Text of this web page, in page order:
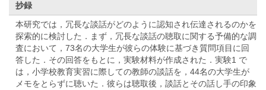
抄録
本研究では，冗長な談話がどのように認知され伝達されるのかを
探索的に検討した．まず，冗長な談話の聴取に関する予備的な調
査において，73名の大学生が彼らの体験に基づき質問項目に回
答した．その回答をもとに，実験材料が作成された．実験1 で
は，小学校教育実習に際しての教師の談話を，44名の大学生が
メモをとらずに聴いた．彼らは聴取後，談話とその話し手の印象